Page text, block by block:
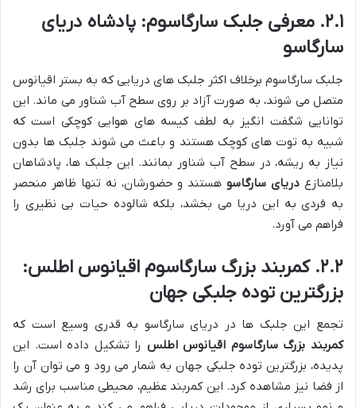
۲.۱. معرفی جلبک سارگاسوم: پادشاه دریای
سارگاسو
جلبک سارگاسوم برخلاف اکثر جلبک های دریایی که به بستر اقیانوس
متصل می شوند، به صورت آزاد بر روی سطح آب شناور می ماند. این
توانایی شگفت انگیز به لطف کیسه های هوایی کوچکی است که
شبیه به توت های کوچک هستند و باعث می شوند جلبک ها بدون
نیاز به ریشه، در سطح آب شناور بمانند. این جلبک ها، پادشاهان
بلامنازع دریای سارگاسوهستند و حضورشان، نه تنها ظاهر منحصر
به فردی به این دریا می بخشد، بلکه شالوده حیات بی نظیری را
فراهم می آورد.
۲.۲. کمربند بزرگ سارگاسوم اقیانوس اطلس:
بزرگترین توده جلبکی جهان
تجمع این جلبک ها در دریای سارگاسو به قدری وسیع است که
کمربند بزرگ سارگاسوم اقیانوس اطلس را تشکیل داده است. این
پدیده، بزرگترین توده جلبکی جهان به شمار می رود و می توان آن را
از فضا نیز مشاهده کرد. این کمربند عظیم، محیطی مناسب برای رشد